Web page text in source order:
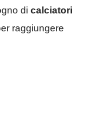
di calciatori
raggiungere